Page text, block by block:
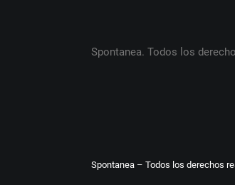
Spontanea. Todos los
Spontanea – Todos los derechos